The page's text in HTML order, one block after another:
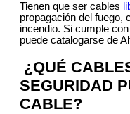
Tienen que ser cables
propagación del fuego,
incendio. Si cumple
puede catalogarse de
¿QUÉ
SEGURIDAD
CABLE?